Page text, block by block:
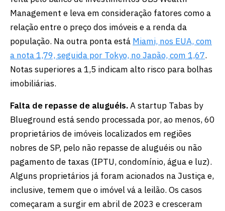
Management e leva em consideração fatores como a
relação entre o preço dos imóveis e a renda da
população. Na outra ponta está Miami, nos EUA, com
a nota 1,79, seguida por Tokyo, no Japão, com 1,67.
Notas superiores a 1,5 indicam alto risco para bolhas
imobiliárias.
Falta de repasse de aluguéis.A startup Tabas by
Blueground está sendo processada por, ao menos, 60
proprietários de imóveis localizados em regiões
nobres de SP, pelo não repasse de aluguéis ou não
pagamento de taxas (IPTU, condomínio, água e luz).
Alguns proprietários já foram acionados na Justiça e,
inclusive, temem que o imóvel vá a leilão. Os casos
começaram a surgir em abril de 2023 e cresceram